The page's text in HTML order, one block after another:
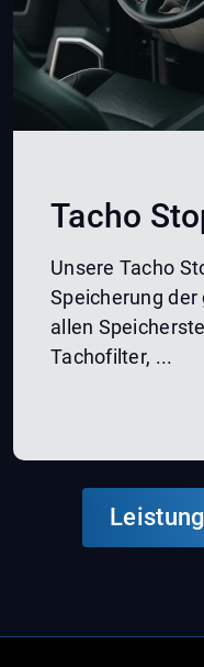
Tacho
Unsere Tacho
Speicherung
allen
Tachofilter, ...